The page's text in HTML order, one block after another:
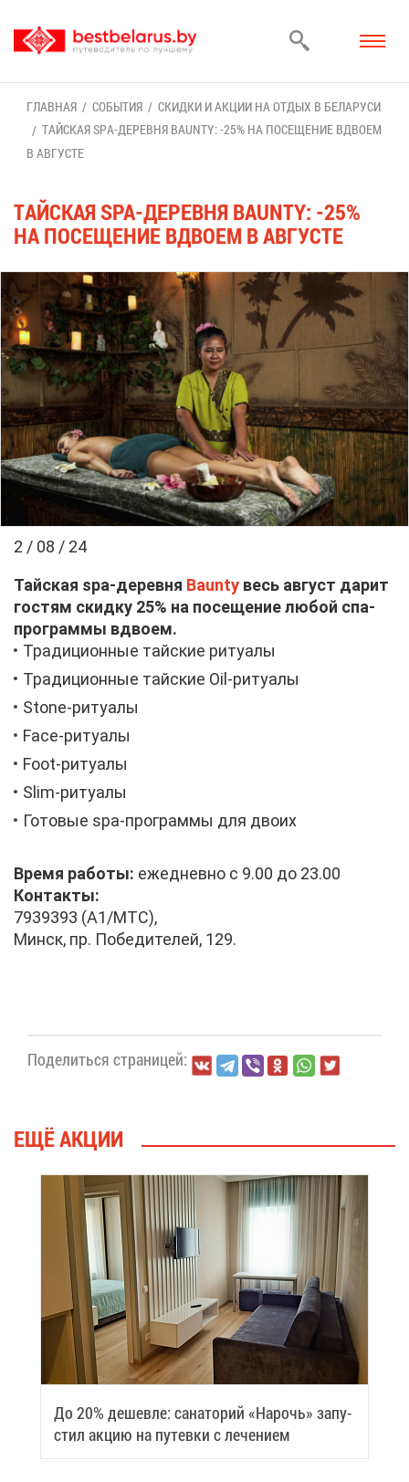
ГЛАВ­НАЯ СО­БЫ­ТИЯ
СКИД­КИ И АК­ЦИИ НА ОТ­ДЫХ В БЕ­ЛА­РУ­СИ
ТАЙ­СКАЯ SPA-ДЕ­РЕВ­НЯ BAUNTY: -25% НА ПО­СЕ­ЩЕ­НИЕ ВДВО­ЕМ
В АВ­ГУ­СТЕ
ТАЙ­СКАЯ SPA-ДЕ­РЕВ­НЯ BAUNTY: -25%
НА ПО­СЕ­ЩЕ­НИЕ ВДВО­ЕМ В АВ­ГУ­СТЕ
2 / 08 / 24
Тай­ская spa-де­рев­ня Baunty весь ав­густ да­рит
го­стям скид­ку 25% на по­се­ще­ние лю­бой спа-
про­грам­мы вдво­ем.
Тра­ди­ци­он­ные тай­ские ри­ту­а­лы
Тра­ди­ци­он­ные тай­ские Oil-ри­ту­а­лы
Stone-ри­ту­а­лы
Face-ри­ту­а­лы
Foot-ри­ту­а­лы
Slim-ри­ту­а­лы
Го­то­вые spa-про­грам­мы для дво­их
Вре­мя ра­бо­ты: еже­днев­но с 9.00 до 23.00
Кон­так­ты:
7939393 (А1/МТС),
Минск, пр. По­бе­ди­те­лей, 129.
По­де­лить­ся стра­ни­цей:
ЕЩЁ АК­ЦИИ
До 20% де­шев­ле: са­на­то­рий «На­рочь» за­пу­
стил ак­цию на пу­тев­ки с ле­че­ни­ем